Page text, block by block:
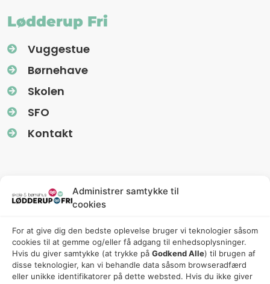
Administrer samtykke til
cookies
For at give dig den bedste oplevelse bruger vi teknologier såsom
cookies til at gemme og/eller få adgang til enhedsoplysninger.
Hvis du giver samtykke (at trykke på Godkend Alle) til brugen af ​​
disse teknologier, kan vi behandle data såsom browseradfærd
eller unikke identifikatorer på dette websted. Hvis du ikke giver
Lødderup Fri
Vuggestue
Børnehave
Skolen
SFO
Kontakt
Information
Nyhedsbreve (Uglereden)
Fredagsbreve (Friskolen)
Privatlivspolitik
Cookiepolitik